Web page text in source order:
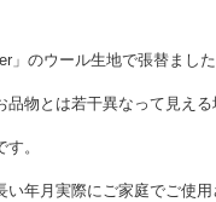
」のウール生地で張替まし
物とは若干異なって見え
。
年月実際にご家庭でご使